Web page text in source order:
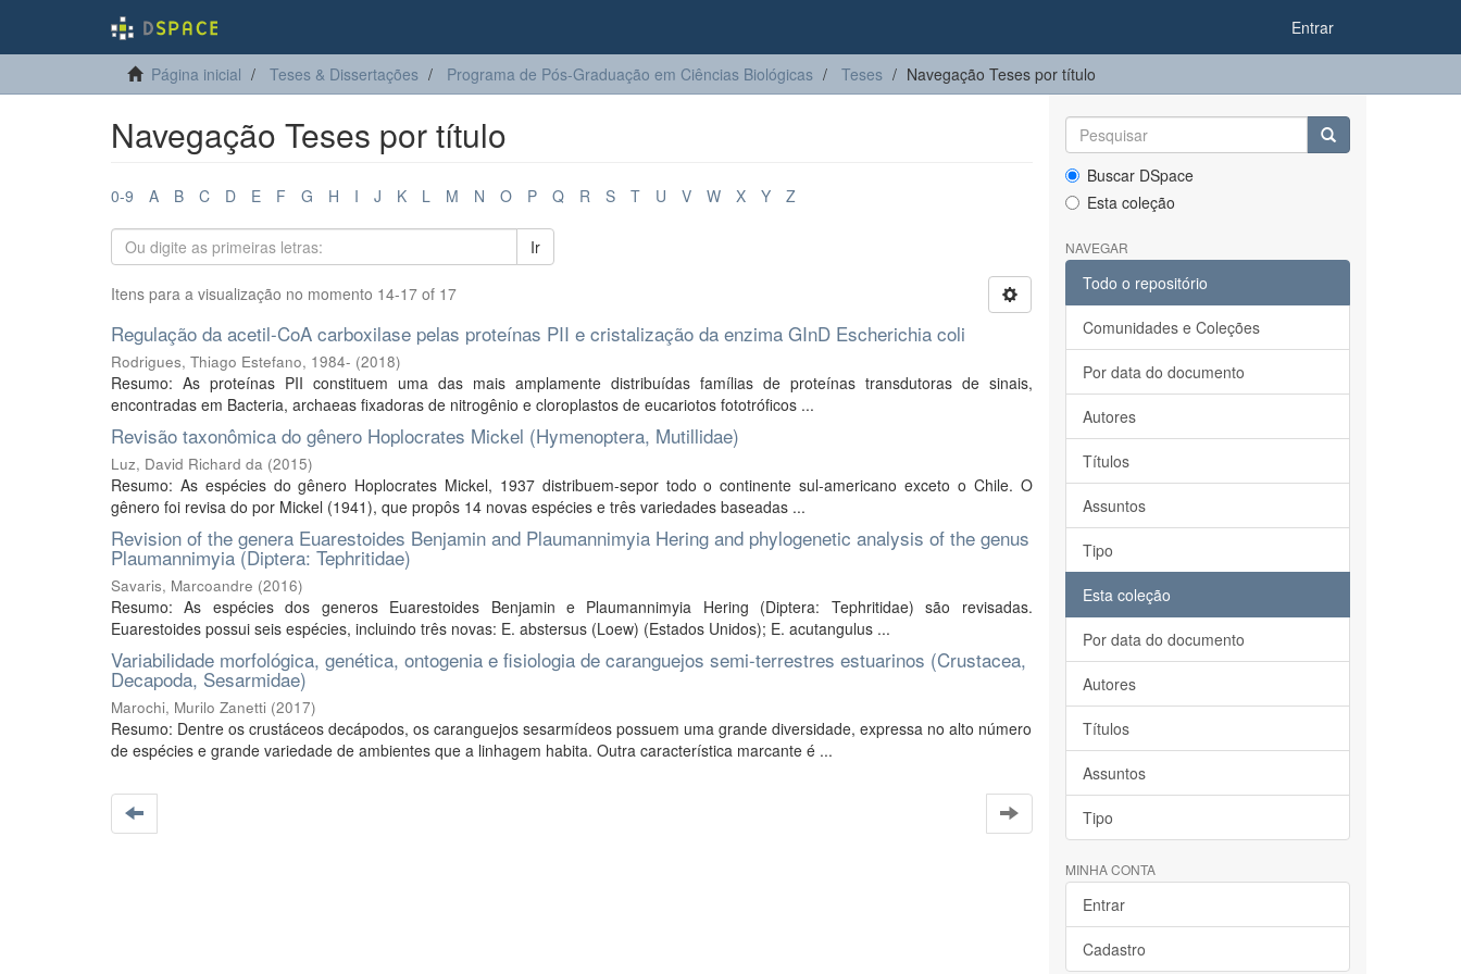
Entrar
Página inicial Teses & Dissertações Programa de Pós-Graduação em Ciências Biológicas Teses Navegação Teses por título
Navegação Teses por título
0-9 A B C D E F G H I J K L M N O P Q R S T U V W X Y Z
Ir
Itens para a visualização no momento 14-17 of 17
Regulação da acetil-CoA carboxilase pelas proteínas PII e cristalização da enzima GInD Escherichia coli
Rodrigues, Thiago Estefano, 1984- (2018)
Resumo: As proteínas PII constituem uma das mais amplamente distribuídas famílias de proteínas transdutoras de sinais,
encontradas em Bacteria, archaeas fixadoras de nitrogênio e cloroplastos de eucariotos fototróficos ...
Revisão taxonômica do gênero Hoplocrates Mickel (Hymenoptera, Mutillidae)
Luz, David Richard da (2015)
Resumo: As espécies do gênero Hoplocrates Mickel, 1937 distribuem-sepor todo o continente sul-americano exceto o Chile. O
gênero foi revisa do por Mickel (1941), que propôs 14 novas espécies e três variedades baseadas ...
Revision of the genera Euarestoides Benjamin and Plaumannimyia Hering and phylogenetic analysis of the genus
Plaumannimyia (Diptera: Tephritidae)
Savaris, Marcoandre (2016)
Resumo: As espécies dos generos Euarestoides Benjamin e Plaumannimyia Hering (Diptera: Tephritidae) são revisadas.
Euarestoides possui seis espécies, incluindo três novas: E. abstersus (Loew) (Estados Unidos); E. acutangulus ...
Variabilidade morfológica, genética, ontogenia e fisiologia de caranguejos semi-terrestres estuarinos (Crustacea,
Decapoda, Sesarmidae)
Marochi, Murilo Zanetti (2017)
Resumo: Dentre os crustáceos decápodos, os caranguejos sesarmídeos possuem uma grande diversidade, expressa no alto número
de espécies e grande variedade de ambientes que a linhagem habita. Outra característica marcante é ...
Buscar DSpace
Esta coleção
NAVEGAR
Todo o repositório
Comunidades e Coleções
Por data do documento
Autores
Títulos
Assuntos
Tipo
Esta coleção
Por data do documento
Autores
Títulos
Assuntos
Tipo
MINHA CONTA
Entrar
Cadastro